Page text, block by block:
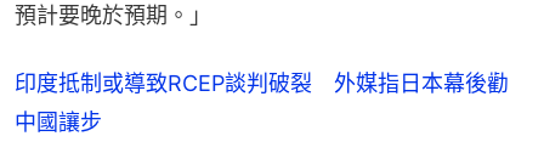
預計要晚於預期。」
印度抵制或導致RCEP談判破裂 外媒指日本幕後勸
中國讓步